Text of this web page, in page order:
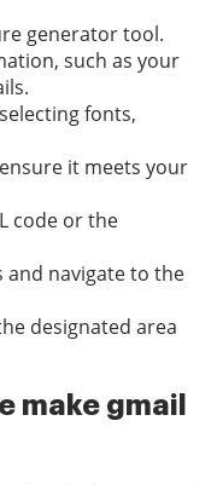
generator tool.
such as your
fonts,
it meets your
code or the
and navigate to the
designated area
make gmail